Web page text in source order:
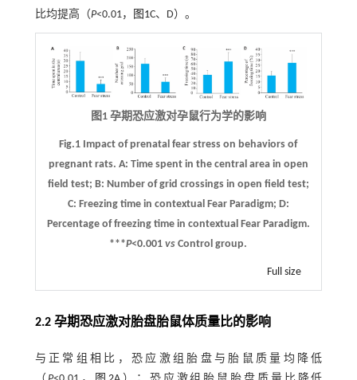
比均提高（P<0.01， 图1C、D）。
图1 孕期恐应激对孕鼠行为学的影响
Fig.1 Impact of prenatal fear stress on behaviors of
pregnant rats. A: Time spent in the central area in open
field test; B: Number of grid crossings in open field test;
C: Freezing time in contextual Fear Paradigm; D:
Percentage of freezing time in contextual Fear Paradigm.
***P<0.001vs Control group.
Full size
2.2 孕期恐应激对胎盘胎鼠体质量比的影响
与正常组相比，恐应激组胎盘与胎鼠质量均降低